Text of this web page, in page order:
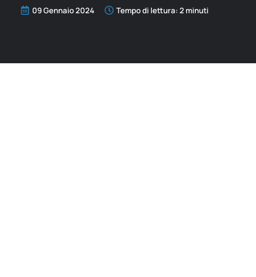
09 Gennaio 2024 Tempo di lettura:2 minuti